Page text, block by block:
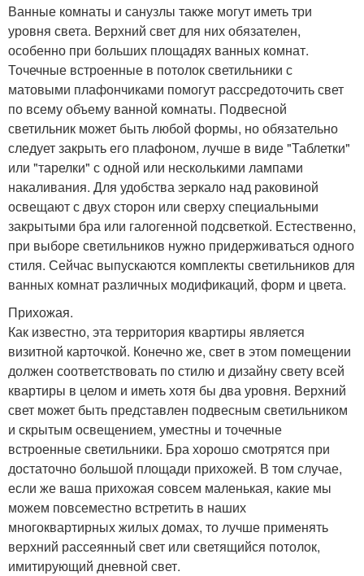
Ванные комнаты и санузлы также могут иметь три
уровня света. Верхний свет для них обязателен,
особенно при больших площадях ванных комнат.
Точечные встроенные в потолок светильники с
матовыми плафончиками помогут рассредоточить свет
по всему объему ванной комнаты. Подвесной
светильник может быть любой формы, но обязательно
следует закрыть его плафоном, лучше в виде "Таблетки"
или "тарелки" с одной или несколькими лампами
накаливания. Для удобства зеркало над раковиной
освещают с двух сторон или сверху специальными
закрытыми бра или галогенной подсветкой. Естественно,
при выборе светильников нужно придерживаться одного
стиля. Сейчас выпускаются комплекты светильников для
ванных комнат различных модификаций, форм и цвета.
Прихожая.
Как известно, эта территория квартиры является
визитной карточкой. Конечно же, свет в этом помещении
должен соответствовать по стилю и дизайну свету всей
квартиры в целом и иметь хотя бы два уровня. Верхний
свет может быть представлен подвесным светильником
и скрытым освещением, уместны и точечные
встроенные светильники. Бра хорошо смотрятся при
достаточно большой площади прихожей. В том случае,
если же ваша прихожая совсем маленькая, какие мы
можем повсеместно встретить в наших
многоквартирных жилых домах, то лучше применять
верхний рассеянный свет или светящийся потолок,
имитирующий дневной свет.